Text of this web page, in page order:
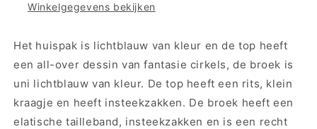
rits
-
80241-
128-
8
-
groen
rits
-
128-
8
-
groen
Winkelgegevens bekijken
Het huispak is lichtblauw van kleur en de top heeft
een all-over dessin van fantasie cirkels, de broek is
uni lichtblauw van kleur. De top heeft een rits, klein
kraagje en heeft insteekzakken. De broek heeft een
elatische tailleband, insteekzakken en is een recht